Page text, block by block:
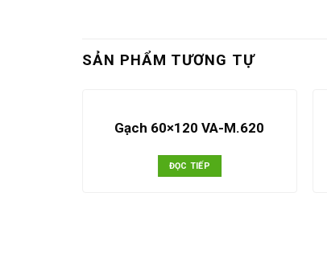
SẢN PHẨM TƯƠNG TỰ
Gạch 60×120 VA-M.620
ĐỌC TIẾP